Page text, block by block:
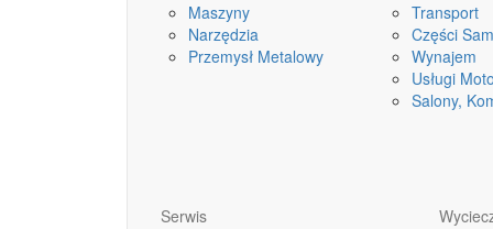
Maszyny
Narzędzia
Przemysł Metalowy
Transport
Części
Wynajem
Usługi
Salony,
Serwis